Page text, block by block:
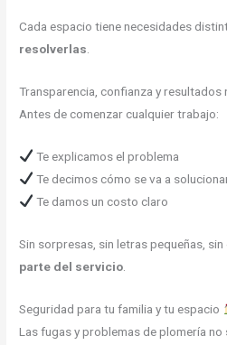
Cada espacio tiene necesidades
resolverlas
Transparencia, confianza y resultados
Antes de comenzar cualquier trabajo:
Te explicamos el problema
Te decimos cómo se va a
Te damos un costo claro
Sin sorpresas, sin letras pequeñas, sin
parte del servicio
Seguridad para tu familia y tu espacio
Las fugas y problemas de plomería no